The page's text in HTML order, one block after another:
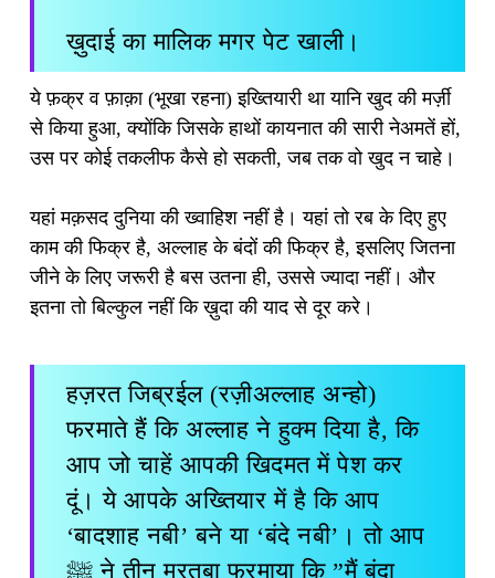
ख़ुदाई का मालिक मगर पेट खाली।
ये फ़क्र व फ़ाक़ा (भूखा रहना) इख्तियारी था यानि खुद की मर्ज़ी
से किया हुआ, क्योंकि जिसके हाथों कायनात की सारी नेअमतें हों,
उस पर कोई तकलीफ कैसे हो सकती, जब तक वो खुद न चाहे।
यहां मक़सद दुनिया की ख्वाहिश नहीं है। यहां तो रब के दिए हुए
काम की फिक्र है, अल्लाह के बंदों की फिक्र है, इसलिए जितना
जीने के लिए जरूरी है बस उतना ही, उससे ज्यादा नहीं। और
इतना तो बिल्कुल नहीं कि ख़ुदा की याद से दूर करे।
हज़रत जिब्रईल (रज़ीअल्लाह अन्हो)
फरमाते हैं कि अल्लाह ने हुक्म दिया है, कि
आप जो चाहें आपकी खिदमत में पेश कर
दूं। ये आपके अख्तियार में है कि आप
‘बादशाह नबी’ बने या ‘बंदे नबी’। तो आप
ﷺ ने तीन मरतबा फरमाया कि ”मैं बंदा